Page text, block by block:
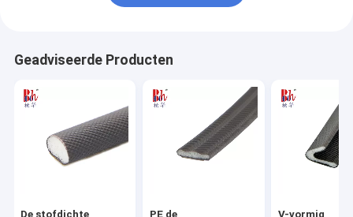
Geadviseerde Producten
De stofdichte PE de V-vormig